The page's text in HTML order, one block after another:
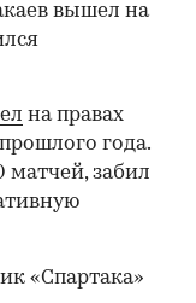
вышел на
на правах
года.
матчей, забил
«Спартака»